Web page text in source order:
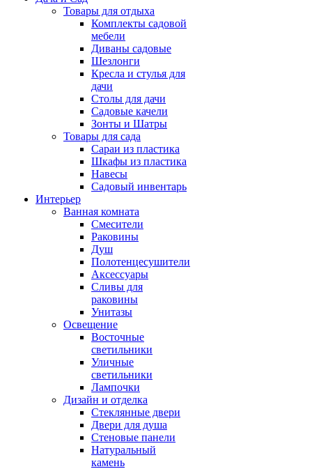
Товары для отдыха
Комплекты садовой
мебели
Диваны садовые
Шезлонги
Кресла и стулья для
дачи
Столы для дачи
Садовые качели
Зонты и Шатры
Товары для сада
Сараи из пластика
Шкафы из пластика
Навесы
Садовый инвентарь
Интерьер
Ванная комната
Смесители
Раковины
Душ
Полотенцесушители
Аксессуары
Сливы для
раковины
Унитазы
Освещение
Восточные
светильники
Уличные
светильники
Лампочки
Дизайн и отделка
Стеклянные двери
Двери для душа
Стеновые панели
Натуральный
камень